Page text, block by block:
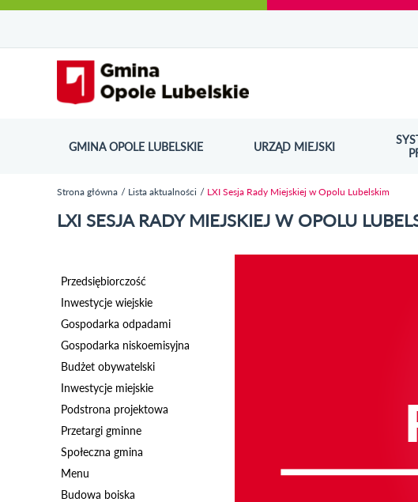
do
strony
do
menu
wyszukiwarki
ścieżki
nawigacyjnej
kategorii
aktualności
do
kalendarza
wydarzeń
do
galerii
do
stopki
GMINA OPOLE LUBELSKIE URZĄD MIEJSKIODNOŚNIK
Strona główna Lista aktualności LXI Sesja Rady Miejskiej w Opolu Lubelskim
LXI SESJA RADY MIEJSKIEJ W OPOLU
Przedsiębiorczość
Inwestycje wiejskie
Gospodarka odpadami
Gospodarka niskoemisyjna
Budżet obywatelski
Inwestycje miejskie
Podstrona projektowa
Przetargi gminne
Społeczna gmina
Menu
Budowa boiska